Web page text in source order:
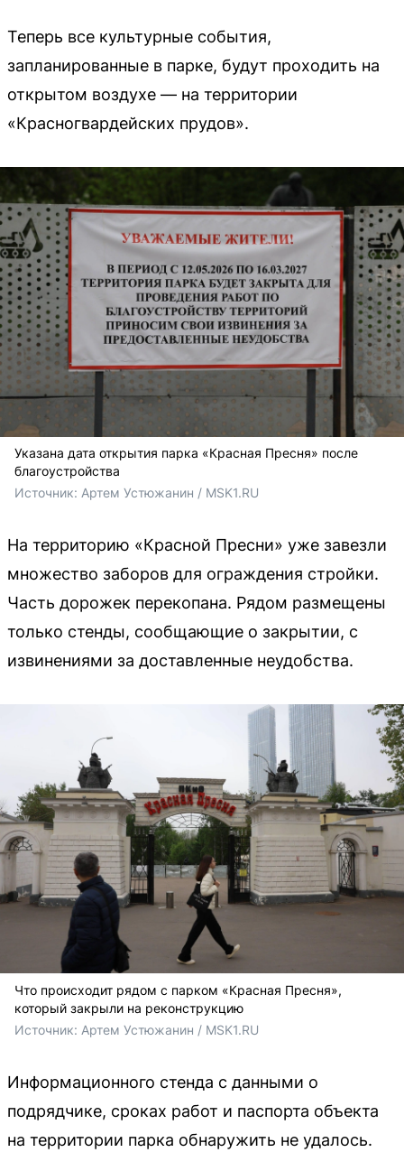
Теперь все культурные события,
запланированные в парке, будут проходить на
открытом воздухе — на территории
«Красногвардейских прудов».
Указана дата открытия парка «Красная Пресня» после
благоустройства
Источник: Артем Устюжанин / MSK1.RU
На территорию «Красной Пресни» уже завезли
множество заборов для ограждения стройки.
Часть дорожек перекопана. Рядом размещены
только стенды, сообщающие о закрытии, с
извинениями за доставленные неудобства.
Что происходит рядом с парком «Красная Пресня»,
который закрыли на реконструкцию
Источник: Артем Устюжанин / MSK1.RU
Информационного стенда с данными о
подрядчике, сроках работ и паспорта объекта
на территории парка обнаружить не удалось.